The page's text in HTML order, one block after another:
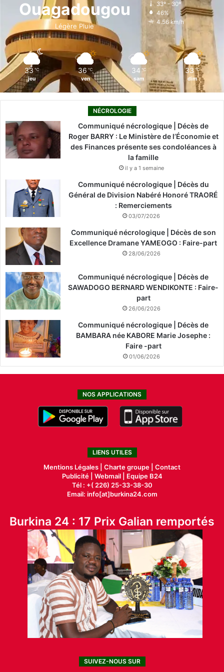
o
k
i
n
r
Ouagadougou
Légère Pluie
33º - 30º
46%
4.56 km/h
33 ℃
jeu
36 ℃
ven
34 ℃
sam
33 ℃
dim
NÉCROLOGIE
Communiqué nécrologique | Décès de
Roger BARRY : Le Ministère de l’Économie et
des Finances présente ses condoléances à
la famille
il y a 1 semaine
Communiqué nécrologique | Décès du
Général de Division Nabéré Honoré TRAORÉ
: Remerciements
03/07/2026
Communiqué nécrologique | Décès de son
Excellence Dramane YAMEOGO : Faire-part
28/06/2026
Communiqué nécrologique | Décès de
SAWADOGO BERNARD WENDIKONTE : Faire-
part
26/06/2026
Communiqué nécrologique | Décès de
BAMBARA née KABORE Marie Josephe :
Faire -part
01/06/2026
NOS APPLICATIONS
LIENS UTILES
Mentions Légales | Charte groupe | Contact
Publicité| Webmail |
Equipe B24
Tél : +( 226) 25-33-38-30
Email: info[at]burkina24.com
Burkina 24 : 17 Prix Galian remportés
SUIVEZ-NOUS SUR